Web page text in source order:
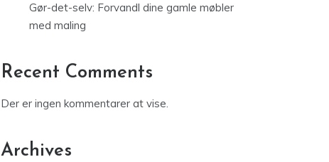
Gør-det-selv: Forvandl dine gamle møbler
med maling
Recent Comments
Der er ingen kommentarer at vise.
Archives